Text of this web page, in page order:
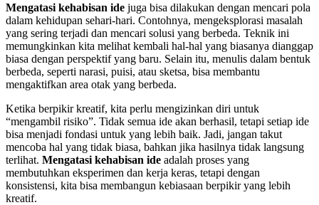
Mengatasi kehabisan ide juga bisa dilakukan dengan mencari pola
dalam kehidupan sehari-hari. Contohnya, mengeksplorasi masalah
yang sering terjadi dan mencari solusi yang berbeda. Teknik ini
memungkinkan kita melihat kembali hal-hal yang biasanya dianggap
biasa dengan perspektif yang baru. Selain itu, menulis dalam bentuk
berbeda, seperti narasi, puisi, atau sketsa, bisa membantu
mengaktifkan area otak yang berbeda.
Ketika berpikir kreatif, kita perlu mengizinkan diri untuk
“mengambil risiko”. Tidak semua ide akan berhasil, tetapi setiap ide
bisa menjadi fondasi untuk yang lebih baik. Jadi, jangan takut
mencoba hal yang tidak biasa, bahkan jika hasilnya tidak langsung
terlihat. Mengatasi kehabisan ide adalah proses yang
membutuhkan eksperimen dan kerja keras, tetapi dengan
konsistensi, kita bisa membangun kebiasaan berpikir yang lebih
kreatif.